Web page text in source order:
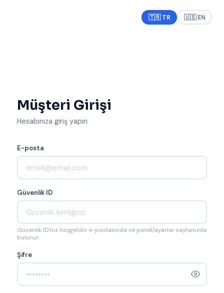
🇹🇷 TR 🇺🇸 EN
Müşteri Girişi
Hesabınıza giriş yapın
E-posta
Güvenlik ID
Güvenlik ID'niz hoşgeldin e-postasında ve panel/ayarlar sayfanızda
bulunur.
Şifre